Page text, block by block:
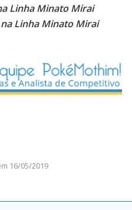
Linha Minato Mirai
Linha Minato Mirai
16/05/2019